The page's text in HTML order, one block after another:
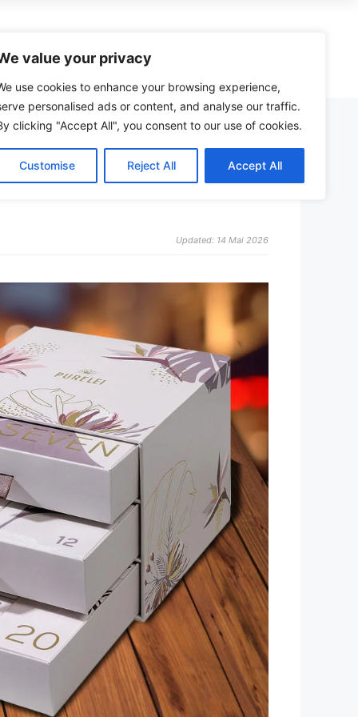
value your privacy
use cookies to enhance your browsing experience,
personalised ads or content, and analyse our traffic.
clicking "Accept All", you consent to our use of cookies.
Customise Reject All Accept All
Just Spices Adventskalender
Castorland Puzzle Erfahrungen
Malkasten
Zirkel
Kratzbilder
Bastelsets
Kinder-Fernglas
Feuerwehrauto
Matchbox-Autos
Bruder-Traktor
Dinosaurier-Spielzeug
Playmobil Piratenschiff
Playmobil Schloss
Playmobil Bauernhof
Kinderkoffer
bis zur
Updated: 14 Mai 2026